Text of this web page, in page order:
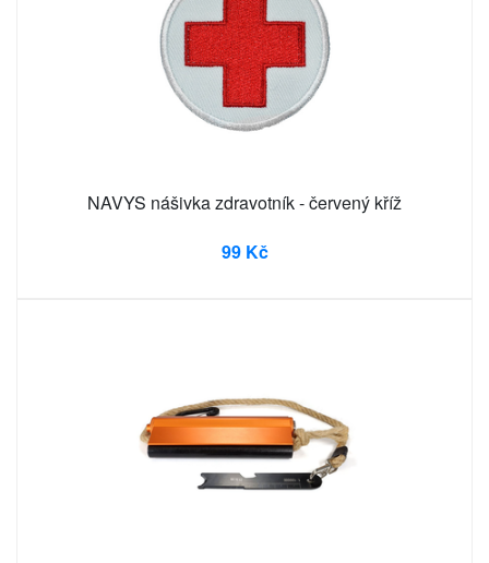
NAVYS nášivka zdravotník - červený kříž
99 Kč